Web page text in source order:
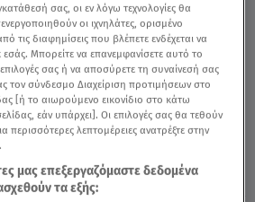
ΖΩΔΙΑ ΣΗΜΕΡΑ ΖΩΔΙΑ ΑΣΗ ΜΠΗΛΙΟΥ
ΠΡΟΒΛΕΨΕΙΣ
ΖΩΔΙΑ
BREAKFAST@STAR
σας, οι εν λόγω τεχνολογίες θα
οι ιχνηλάτες, ορισμένο
τις διαφημίσεις που βλέπετε ενδέχεται να
εσάς. Μπορείτε να επανεμφανίσετε αυτό το
επιλογές σας ή να αποσύρετε τη συναίνεσή σας
τον σύνδεσμο Διαχείριση προτιμήσεων στο
[ή το αιωρούμενο εικονίδιο στο κάτω
εάν υπάρχει]. Οι επιλογές σας θα τεθούν
περισσότερες λεπτομέρειες ανατρέξτε στην
μας επεξεργαζόμαστε δεδομένα
τα εξής: